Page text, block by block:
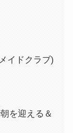
イドクラブ)
を迎える＆